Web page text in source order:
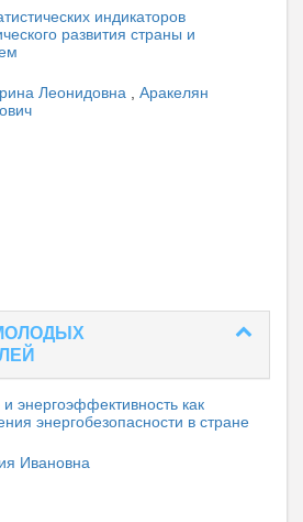
индикаторов
развития страны и
Леонидовна , Аракелян
энергоэффективность как
энергобезопасности в стране
Ивановна